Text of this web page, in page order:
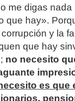
me digas
que hay».
y la
que hay
no necesito
es que